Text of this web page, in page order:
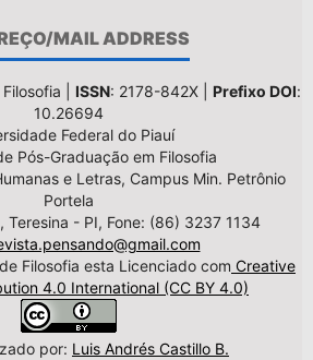
MAIL ADDRESS
| ISSN: 2178-842X | Prefixo DOI:
10.26694
Federal do Piauí
Pós-Graduação em Filosofia
e Letras, Campus Min. Petrônio
Portela
- PI, Fone: (86) 3237 1134
Filosofia esta Licenciado com Creative
4.0 International (CC BY 4.0)
por: Luis Andrés Castillo B.